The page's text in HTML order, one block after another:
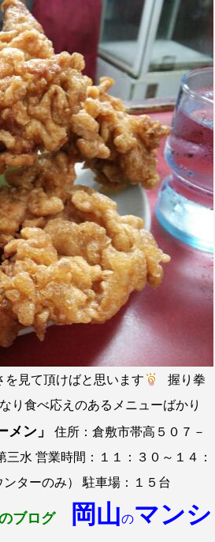
見て頂けばと思います
握り拳
食べ応えのあるメニューばかり
ン」
住所：倉敷市帯高５０７－
水 営業時間：１１：３０～１４：
ンターのみ） 駐車場：１５台
ブログ 岡山のマンシ